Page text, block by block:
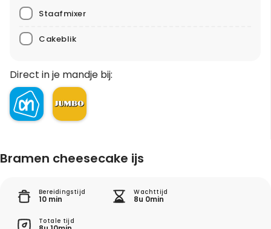
Staafmixer
Cakeblik
Direct in je mandje bij:
Bramen cheesecake ijs
Bereidingstijd
10 min
Wachttijd
8u 0min
Totale tijd